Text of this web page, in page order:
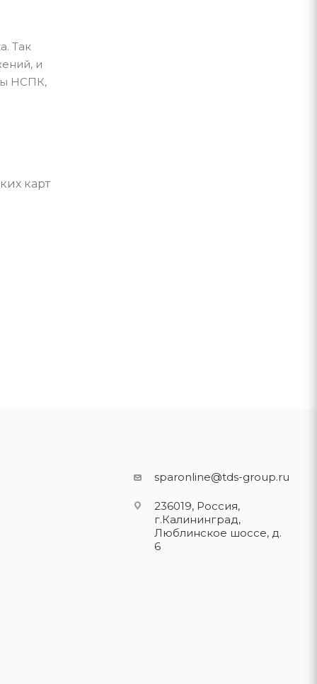
Так
и
НСПК,
карт
sparonline@tds-group.ru
236019, Россия,
г.Калининград,
Люблинское шоссе, д.
6